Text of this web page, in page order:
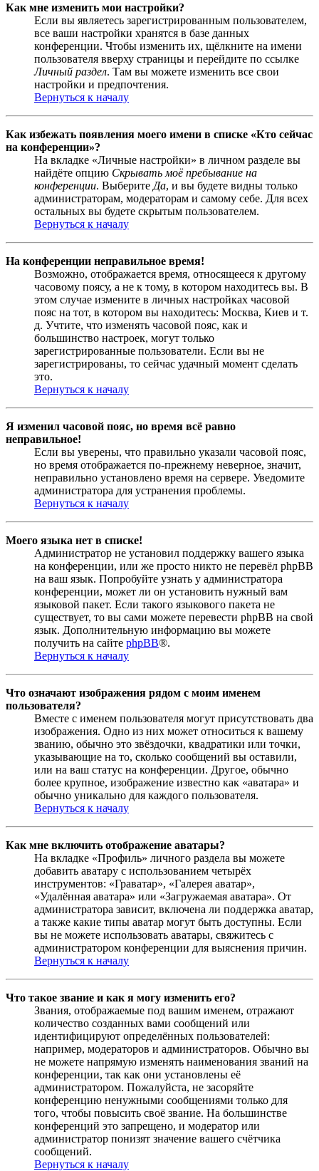
Как мне изменить мои настройки?
Если вы являетесь зарегистрированным пользователем,
все ваши настройки хранятся в базе данных
конференции. Чтобы изменить их, щёлкните на имени
пользователя вверху страницы и перейдите по ссылке
Личный раздел. Там вы можете изменить все свои
настройки и предпочтения.
Вернуться к началу
Как избежать появления моего имени в списке «Кто сейчас
на конференции»?
На вкладке «Личные настройки» в личном разделе вы
найдёте опцию Скрывать моё пребывание на
конференции. Выберите Да, и вы будете видны только
администраторам, модераторам и самому себе. Для всех
остальных вы будете скрытым пользователем.
Вернуться к началу
На конференции неправильное время!
Возможно, отображается время, относящееся к другому
часовому поясу, а не к тому, в котором находитесь вы. В
этом случае измените в личных настройках часовой
пояс на тот, в котором вы находитесь: Москва, Киев и т.
д. Учтите, что изменять часовой пояс, как и
большинство настроек, могут только
зарегистрированные пользователи. Если вы не
зарегистрированы, то сейчас удачный момент сделать
это.
Вернуться к началу
Я изменил часовой пояс, но время всё равно
неправильное!
Если вы уверены, что правильно указали часовой пояс,
но время отображается по-прежнему неверное, значит,
неправильно установлено время на сервере. Уведомите
администратора для устранения проблемы.
Вернуться к началу
Моего языка нет в списке!
Администратор не установил поддержку вашего языка
на конференции, или же просто никто не перевёл phpBB
на ваш язык. Попробуйте узнать у администратора
конференции, может ли он установить нужный вам
языковой пакет. Если такого языкового пакета не
существует, то вы сами можете перевести phpBB на свой
язык. Дополнительную информацию вы можете
получить на сайте phpBB®.
Вернуться к началу
Что означают изображения рядом с моим именем
пользователя?
Вместе с именем пользователя могут присутствовать два
изображения. Одно из них может относиться к вашему
званию, обычно это звёздочки, квадратики или точки,
указывающие на то, сколько сообщений вы оставили,
или на ваш статус на конференции. Другое, обычно
более крупное, изображение известно как «аватара» и
обычно уникально для каждого пользователя.
Вернуться к началу
Как мне включить отображение аватары?
На вкладке «Профиль» личного раздела вы можете
добавить аватару с использованием четырёх
инструментов: «Граватар», «Галерея аватар»,
«Удалённая аватара» или «Загружаемая аватара». От
администратора зависит, включена ли поддержка аватар,
а также какие типы аватар могут быть доступны. Если
вы не можете использовать аватары, свяжитесь с
администратором конференции для выяснения причин.
Вернуться к началу
Что такое звание и как я могу изменить его?
Звания, отображаемые под вашим именем, отражают
количество созданных вами сообщений или
идентифицируют определённых пользователей:
например, модераторов и администраторов. Обычно вы
не можете напрямую изменять наименования званий на
конференции, так как они установлены её
администратором. Пожалуйста, не засоряйте
конференцию ненужными сообщениями только для
того, чтобы повысить своё звание. На большинстве
конференций это запрещено, и модератор или
администратор понизят значение вашего счётчика
сообщений.
Вернуться к началу